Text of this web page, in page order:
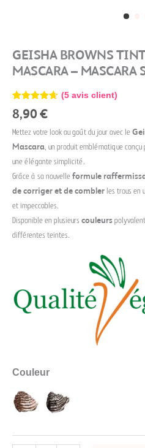
GEISHA BROWNS
MASCARA –
Noté 4.60
sur 5
5
notations
client
(5avis client)
8,90€
Mettez votre look au goût du jour avec le
Mascara, un produit emblématique
une élégante simplicité.
Grâce à sa nouvelle formule
de corriger et de combler les trous en
et impeccables.
Disponible en plusieurs couleurs
différentes teintes.
Couleur